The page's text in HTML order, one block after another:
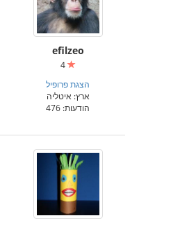
efilzeo
4
הצגת פרופיל
ארץ: איטליה
הודעות: 476